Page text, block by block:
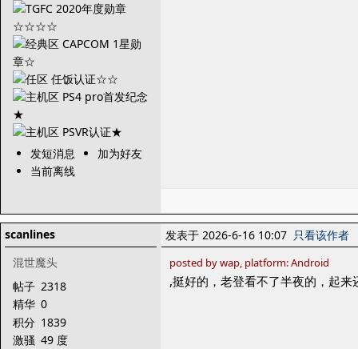
发短消息
加为好友
当前离线
scanlines
混世魔头
帖子 2318
精华 0
积分 1839
激骚 49 度
发表于 2026-6-16 10:07 只看该作者
posted by wap, platform: Android
,挺好的，老登看不了半夜的，起